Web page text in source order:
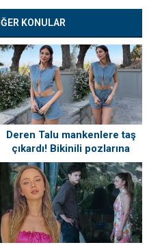
KONULAR
Deren Talu mankenlere taş
çıkardı! Bikinili pozlarına
beğeni yağmuru